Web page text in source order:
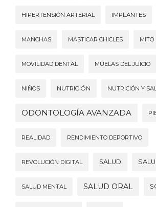
HIPERTENSIÓN ARTERIAL IMPLANTES
MANCHAS MASTICAR CHICLES MITO
MOVILIDAD DENTAL MUELAS DEL JUICIO
NIÑOS NUTRICIÓN NUTRICIÓN Y
ODONTOLOGÍA AVANZADA
REALIDAD RENDIMIENTO DEPORTIVO
REVOLUCIÓN DIGITAL SALUD
SALUD MENTAL SALUD ORAL